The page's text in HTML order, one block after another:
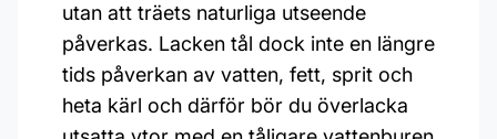
utan att träets naturliga utseende
påverkas. Lacken tål dock inte en längre
tids påverkan av vatten, fett, sprit och
heta kärl och därför bör du överlacka